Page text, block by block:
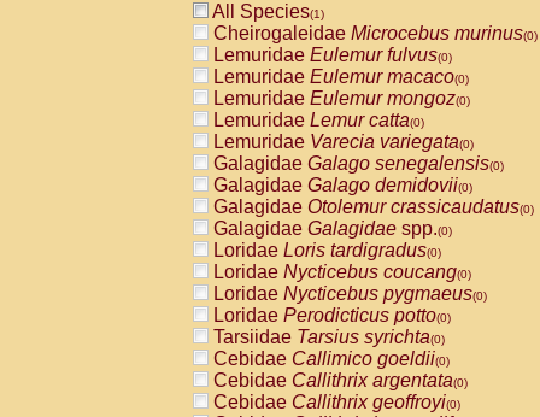
All Species(1)
Cheirogaleidae Microcebus murinus(0)
Lemuridae Eulemur fulvus(0)
Lemuridae Eulemur macaco(0)
Lemuridae Eulemur mongoz(0)
Lemuridae Lemur catta(0)
Lemuridae Varecia variegata(0)
Galagidae Galago senegalensis(0)
Galagidae Galago demidovii(0)
Galagidae Otolemur crassicaudatus(0)
Galagidae Galagidae spp.(0)
Loridae Loris tardigradus(0)
Loridae Nycticebus coucang(0)
Loridae Nycticebus pygmaeus(0)
Loridae Perodicticus potto(0)
Tarsiidae Tarsius syrichta(0)
Cebidae Callimico goeldii(0)
Cebidae Callithrix argentata(0)
Cebidae Callithrix geoffroyi(0)